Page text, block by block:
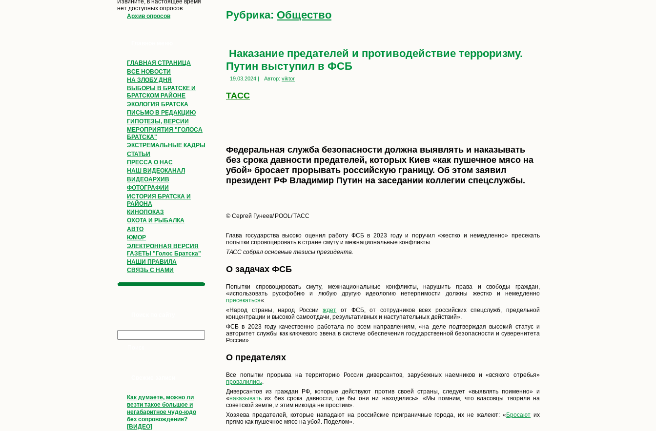
Извините, в настоящее время
нет доступных опросов.
Архив опросов
ГЛАВНАЯ СТРАНИЦА
ВСЕ НОВОСТИ
НА ЗЛОБУ ДНЯ
ВЫБОРЫ В БРАТСКЕ И
БРАТСКОМ РАЙОНЕ
ЭКОЛОГИЯ БРАТСКА
ПИСЬМО В РЕДАКЦИЮ
ГИПОТЕЗЫ, ВЕРСИИ
МЕРОПРИЯТИЯ "ГОЛОСА
БРАТСКА"
ЭКСТРЕМАЛЬНЫЕ КАДРЫ
СТАТЬИ
ПРЕССА О НАС
НАШ ВИДЕОКАНАЛ
ВИДЕОАРХИВ
ФОТОГРАФИИ
ИСТОРИЯ БРАТСКА И
РАЙОНА
КИНОПОКАЗ
ОХОТА И РЫБАЛКА
АВТО
ЮМОР
ЭЛЕКТРОННАЯ ВЕРСИЯ
ГАЗЕТЫ "Голос Братска"
НАШИ ПРАВИЛА
СВЯЗЬ С НАМИ
Как думаете, можно ли
везти такое большое и
негабаритное чудо-юдо
без сопровождения?
[ВИДЕО]
Рубрика: Общество
Наказание предателей и противодействие терроризму.
Путин выступил в ФСБ
19.03.2024 | Автор: viktor
ТАСС
Федеральная служба безопасности должна выявлять и наказывать
без срока давности предателей, которых Киев «как пушечное мясо на
убой» бросает прорывать российскую границу. Об этом заявил
президент РФ Владимир Путин на заседании коллегии спецслужбы.
© Сергей Гунеев/ POOL/ ТАСС
Глава государства высоко оценил работу ФСБ в 2023 году и поручил «жестко и немедленно» пресекать
попытки спровоцировать в стране смуту и межнациональные конфликты.
ТАСС собрал основные тезисы президента.
О задачах ФСБ
Попытки спровоцировать смуту, межнациональные конфликты, нарушить права и свободы граждан,
«использовать русофобию и любую другую идеологию нетерпимости должны жестко и немедленно
пресекаться«.
«Народ страны, народ Россииждет от ФСБ, от сотрудников всех российских спецслужб, предельной
концентрации и высокой самоотдачи, результативных и наступательных действий».
ФСБ в 2023 году качественно работала по всем направлениям, «на деле подтверждая высокий статус и
авторитет службы как ключевого звена в системе обеспечения государственной безопасности и суверенитета
России».
О предателях
Все попытки прорыва на территорию России диверсантов, зарубежных наемников и «всякого отребья»
провалились
Диверсантов из граждан РФ, которые действуют против своей страны, следует «выявлять поименно» и
«наказывать их без срока давности, где бы они ни находились». «Мы помним, что власовцы творили на
советской земле, и этим никогда не простим».
Хозяева предателей, которые нападают на российские приграничные города, их не жалеют: «Бросают их
прямо как пушечное мясо на убой. Поделом».